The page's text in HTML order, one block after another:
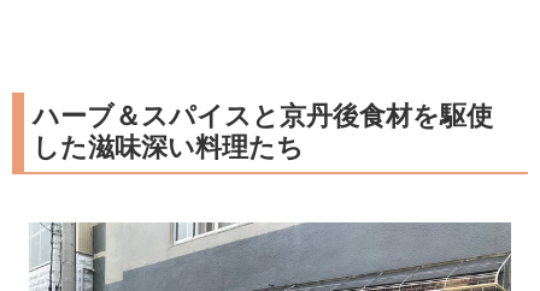
ハーブ＆スパイスと京丹後食材を駆使
した滋味深い料理たち